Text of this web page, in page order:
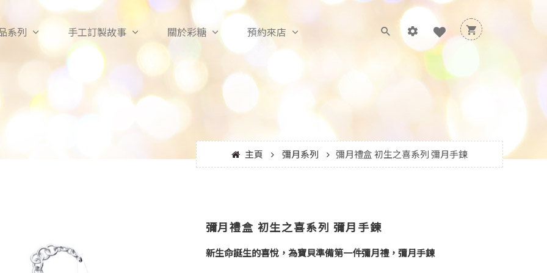
系列 手工訂製故事 關於彩糖 預約來店
主頁 彌月系列 彌月禮盒 初生之喜系列 彌月手鍊
彌月禮盒 初生之喜系列 彌月手鍊
新生命誕生的喜悅，為寶貝準備第一件彌月禮，彌月手鍊